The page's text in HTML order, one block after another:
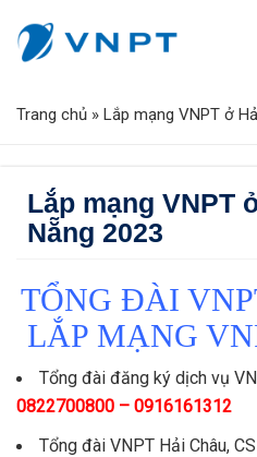
Trang chủ » Lắp mạng VNPT ở
Lắp mạng VNPT
Nẵng 2023
TỔNG ĐÀI
LẮP MẠNG
Tổng đài đăng ký dịch vụ
0822700800 – 0916161312
Tổng đài VNPT Hải Châu,